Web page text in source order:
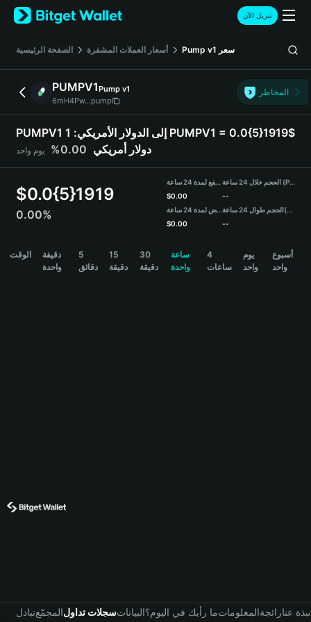
English
日本語
Русский
Español (Latinoamérica)
Türkçe
Deutsch
简体中文
Português (Portugal)
Bahasa Indonesia
বাংলা
تنزيل الآن
الصفحة الرئيسية أسعار العملات المشفرة Pump v1 سعر
PUMPV1Pump v1
6mH4Pw...pump
المخاطر
PUMPV1 إلى الدولار الأمريكي: 1 PUMPV1 = 0.0{5}1919$
دولار أمريكي 0.00% يوم واحد
$0.0{5}1919
0.00%
مرتفع لمدة 24 ساعة
$0.00
منخفض لمدة 24 ساعة
$0.00
الحجم خلال 24 ساعة (PUMPV1)
--
الحجم طوال 24 ساعة(USDT)
--
الوقت
دقيقة
واحدة
5
دقائق
15
دقيقة
30
دقيقة
ساعة
واحدة
4
ساعات
يوم
واحد
أسبوع
واحد
تبادلالمجمّعسجلات تداولالبياناتما رأيك في اليوم؟المعلوماترائجةنبذة عنا